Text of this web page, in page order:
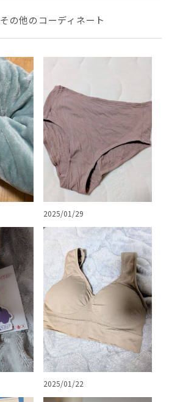
その他のコーディネート
2025/01/29
2025/01/22